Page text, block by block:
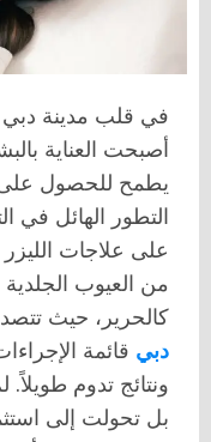
في قلب مدينة دبي
أصبحت العناية
يطمح للحصول على
التطور الهائل في
على علاجات الليزر
من العيوب
كالحرير، حيث
دبي قائمة
ونتائج تدوم
بل تحولت إلى